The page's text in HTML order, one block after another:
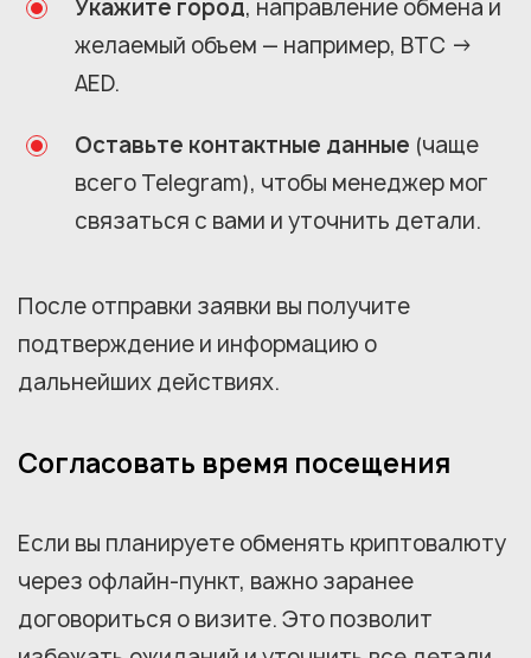
Укажите город, направление обмена и
желаемый объем — например, BTC →
AED.
Оставьте контактные данные (чаще
всего Telegram), чтобы менеджер мог
связаться с вами и уточнить детали.
После отправки заявки вы получите
подтверждение и информацию о
дальнейших действиях.
Согласовать время посещения
Если вы планируете обменять криптовалюту
через офлайн-пункт, важно заранее
договориться о визите. Это позволит